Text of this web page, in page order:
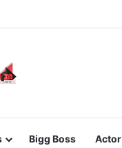
meet Jaya Thakur.
Bigg Boss Actor